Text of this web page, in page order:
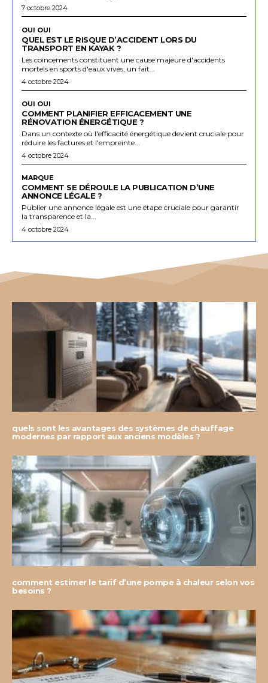
7 octobre 2024
OUI OUI
QUEL EST LE RISQUE D’ACCIDENT LORS DU
TRANSPORT EN KAYAK ?
Les coincements constituent une cause majeure d'accidents
mortels en sports d'eaux vives, un fait...
4 octobre 2024
OUI OUI
COMMENT PLANIFIER EFFICACEMENT UNE
RÉNOVATION ÉNERGÉTIQUE ?
Dans un contexte où l'efficacité énergétique devient cruciale pour
réduire les factures et l'empreinte...
4 octobre 2024
MARQUE
COMMENT SE DÉROULE LA PUBLICATION D’UNE
ANNONCE LÉGALE ?
Publier une annonce légale est une étape cruciale pour garantir
la transparence et la...
4 octobre 2024
quels sont les avantages des systèmes de chauffage
modernes par rapport aux anciens modèles ?
comment estimer le tarif d’une pompe à chaleur selon vos
besoins ?